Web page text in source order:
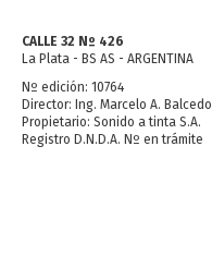
CALLE 32 Nº 426
La Plata - BS AS - ARGENTINA
Nº edición: 10764
Director: Ing. Marcelo A. Balcedo
Propietario: Sonido a tinta S.A.
Registro D.N.D.A. Nº en trámite